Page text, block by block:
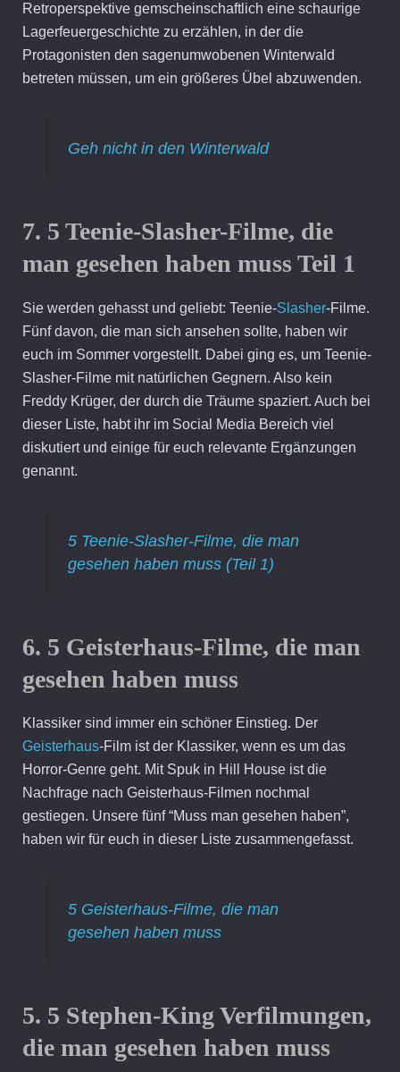
Retroperspektive gemscheinschaftlich eine schaurige
Lagerfeuergeschichte zu erzählen, in der die
Protagonisten den sagenumwobenen Winterwald
betreten müssen, um ein größeres Übel abzuwenden.
Geh nicht in den Winterwald
7. 5 Teenie-Slasher-Filme, die
man gesehen haben muss Teil 1
Sie werden gehasst und geliebt: Teenie-Slasher-Filme.
Fünf davon, die man sich ansehen sollte, haben wir
euch im Sommer vorgestellt. Dabei ging es, um Teenie-
Slasher-Filme mit natürlichen Gegnern. Also kein
Freddy Krüger, der durch die Träume spaziert. Auch bei
dieser Liste, habt ihr im Social Media Bereich viel
diskutiert und einige für euch relevante Ergänzungen
genannt.
5 Teenie-Slasher-Filme, die man
gesehen haben muss (Teil 1)
6. 5 Geisterhaus-Filme, die man
gesehen haben muss
Klassiker sind immer ein schöner Einstieg. Der
Geisterhaus-Film ist der Klassiker, wenn es um das
Horror-Genre geht. Mit Spuk in Hill House ist die
Nachfrage nach Geisterhaus-Filmen nochmal
gestiegen. Unsere fünf “Muss man gesehen haben”,
haben wir für euch in dieser Liste zusammengefasst.
5 Geisterhaus-Filme, die man
gesehen haben muss
5. 5 Stephen-King Verfilmungen,
die man gesehen haben muss